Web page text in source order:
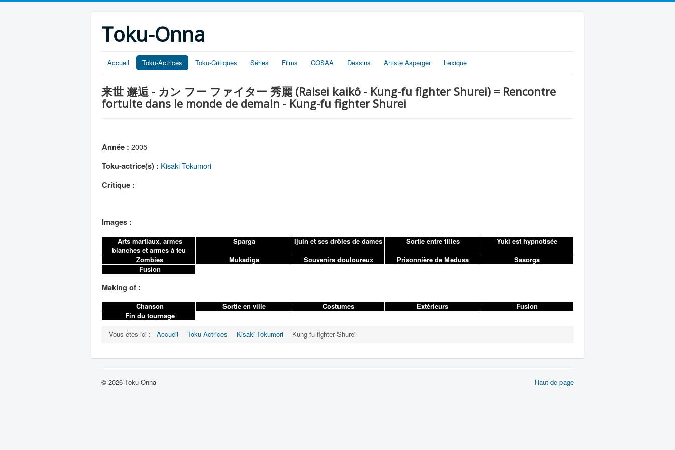
Toku-Onna
Accueil Toku-Actrices Toku-Critiques Séries Films COSAA Dessins Artiste Asperger Lexique
来世 邂逅 - カン フー ファイター 秀麗 (Raisei kaikô - Kung-fu fighter Shurei) = Rencontre
fortuite dans le monde de demain - Kung-fu fighter Shurei
Année : 2005
Toku-actrice(s) : Kisaki Tokumori
Critique :
Images :
Arts martiaux, armes
blanches et armes à feu
Sparga Ijuin et ses drôles de dames Sortie entre filles
Yuki est hypnotisée
Zombies
Mukadiga Souvenirs douloureux Prisonnière de Medusa
Sasorga
Fusion
Making of :
Chanson Sortie en ville Costumes Extérieurs
Fusion
Fin du tournage
Vous êtes ici :
Accueil Toku-Actrices Kisaki Tokumori Kung-fu fighter Shurei
Haut de page
© 2026 Toku-Onna